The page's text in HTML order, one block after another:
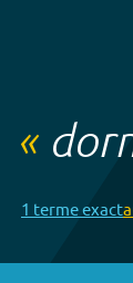
«
1 termeexact